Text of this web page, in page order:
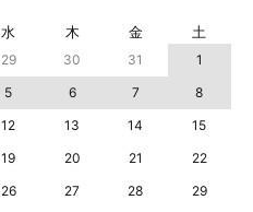
水 木 金 土
29 30 31
1
5 6 7
8
12 13 14
15
19 20 21
22
26 27 28
29